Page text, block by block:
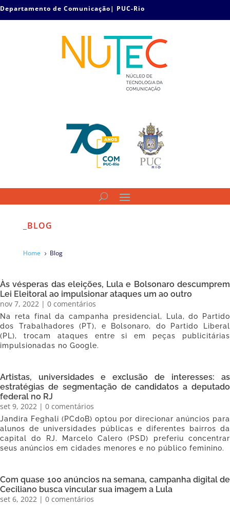
Departamento de Comunicação| PUC-Rio
_BLOG
Home 5 Blog
Às vésperas das eleições, Lula e Bolsonaro descumprem
Lei Eleitoral ao impulsionar ataques um ao outro
nov 7, 2022 | 0 comentários
Na reta final da campanha presidencial, Lula, do Partido
dos Trabalhadores (PT), e Bolsonaro, do Partido Liberal
(PL), trocam ataques entre si em peças publicitárias
impulsionadas no Google.
​Artistas, universidades e exclusão de interesses: as
estratégias de segmentação de candidatos a deputado
federal no RJ
set 9, 2022 | 0 comentários
Jandira Feghali (PCdoB) optou por direcionar anúncios para
alunos de universidades públicas e diferentes bairros da
capital do RJ. Marcelo Calero (PSD) preferiu concentrar
seus anúncios em cidades menores e no público feminino.
Com quase 100 anúncios na semana, campanha digital de
Ceciliano busca vincular sua imagem a Lula
set 6, 2022 | 0 comentários